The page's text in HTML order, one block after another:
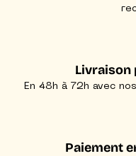
Livraison
En 48h à 72h avec
Paiement